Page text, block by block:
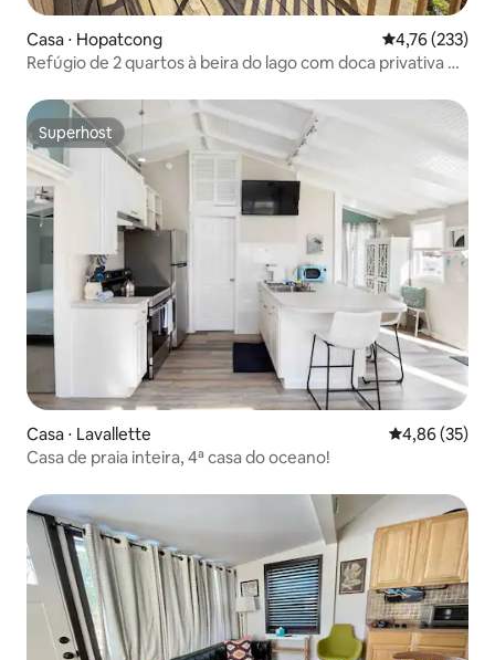
Casa ⋅ Hopatcong 4,76 de uma
4,76 (233)
Refúgio de 2 quartos à beira do lago com doca privativa e
Superhost
Superhost
Casa ⋅ Lavallette 4,86 de uma
4,86 (35)
Casa de praia inteira, 4ª casa do oceano!